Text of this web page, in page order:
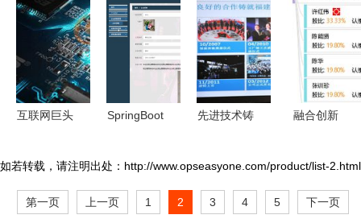
电脑新装内
存条需要设
置什么吗？
设备销售，
强化重庆软
硬件研发销
区计算机软
硬件研发与
销售一体化
解决方案
指南（第2
版）——基
于Xilinx
Zynq平台
的全面解
互联网巨头
驱动芯片产
业变革与重
庆计算产业
SpringBoot
管理系统
研究背景、
意义、目
先进技术铸
探秘福建奔
驰工厂与重
庆计算机软
融合创新
坡区星火食
品机械厂的
软硬件协同
如若转载，请注明出处：http://www.opseasyone.com/product/list-2.html
第一页 上一页 1 2 3 4 5 下一页